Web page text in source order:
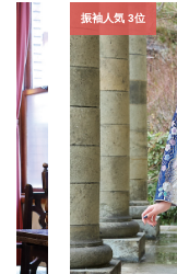
振袖人気 3位